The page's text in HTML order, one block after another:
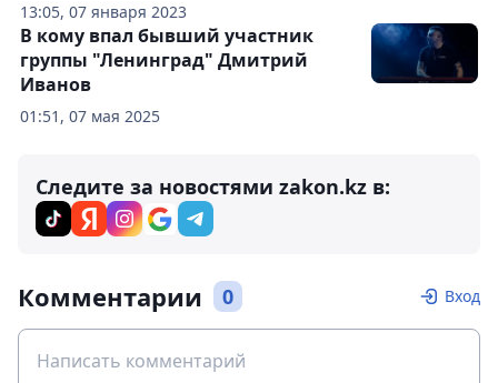
13:05, 07 января 2023
01:51, 07 мая 2025
В кому впал бывший участник
группы "Ленинград" Дмитрий
Иванов
Следите за новостями zakon.kz в:
Комментарии 0 Вход